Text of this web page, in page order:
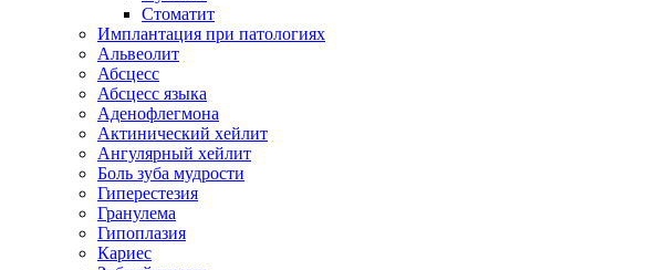
Стоматит
Имплантация при патологиях
Альвеолит
Абсцесс
Абсцесс языка
Аденофлегмона
Актинический хейлит
Ангулярный хейлит
Боль зуба мудрости
Гиперестезия
Гранулема
Гипоплазия
Кариес